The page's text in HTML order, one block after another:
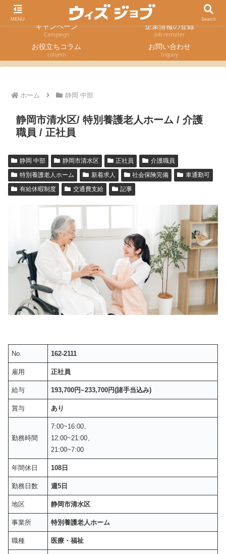
Job Search
採用エントリー
キャンペーン
Campaign
企業情報の登録
Job recruiter
お役立ちコラム
column
お問い合わせ
Inquiry
ホーム 静岡 中部
静岡市清水区/ 特別養護老人ホーム / 介護
職員 / 正社員
静岡 中部 静岡市清水区 正社員
介護職員
特別養護老人ホーム
新着求人 社会保険完備
車通勤可
有給休暇制度
交通費支給 記事
No. 162-2111
雇用 正社員
給与 193,700円~233,700円(諸手当込み)
賞与 あり
勤務時間
7:00~16:00、
12:00~21:00、
21:00~7:00
年間休日 108日
勤務日数 週5日
地区 静岡市清水区
事業所 特別養護老人ホーム
職種 医療・福祉
MENU Search